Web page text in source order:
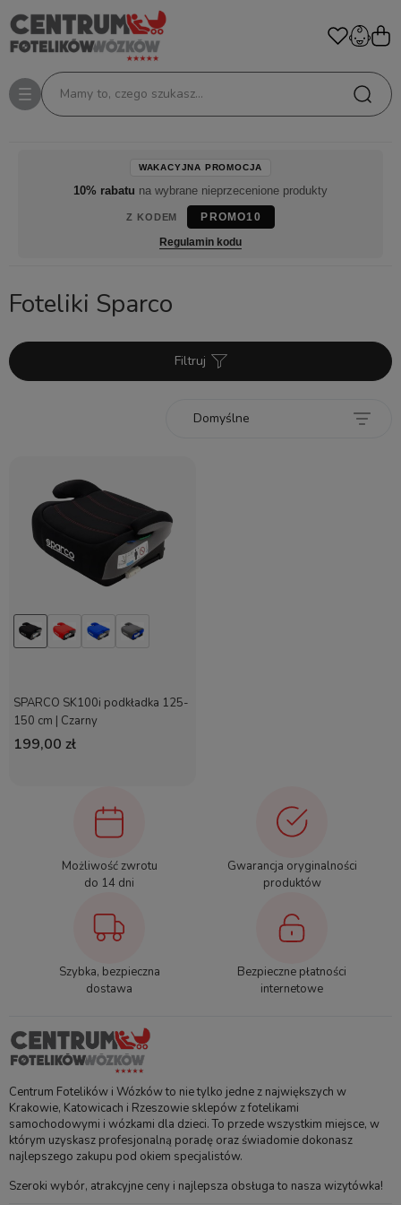
Mamy to, czego szukasz...
WAKACYJNA PROMOCJA
10% rabatu na wybrane nieprzecenione produkty
Z KODEM
PROMO10
Regulamin kodu
Foteliki Sparco
Filtruj
SPARCO SK100i podkładka 125-
150 cm | Czarny
199,00 zł
Możliwość zwrotu
do 14 dni
Gwarancja oryginalności
produktów
Szybka, bezpieczna
dostawa
Bezpieczne płatności
internetowe
Centrum Fotelików i Wózków to nie tylko jedne z największych w
Krakowie, Katowicach i Rzeszowie sklepów z fotelikami
samochodowymi i wózkami dla dzieci. To przede wszystkim miejsce, w
którym uzyskasz profesjonalną poradę oraz świadomie dokonasz
najlepszego zakupu pod okiem specjalistów.
Szeroki wybór, atrakcyjne ceny i najlepsza obsługa to nasza wizytówka!